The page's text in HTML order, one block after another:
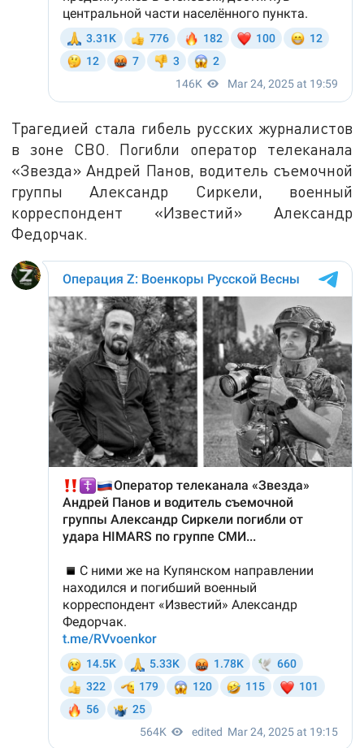
Трагедией стала гибель русских журналистов
в зоне СВО. Погибли оператор телеканала
«Звезда» Андрей Панов, водитель съемочной
группы Александр Сиркели, военный
корреспондент «Известий» Александр
Федорчак.